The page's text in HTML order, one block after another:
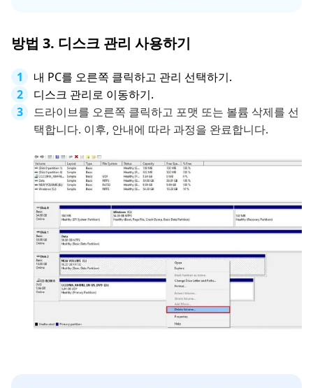
방법 3. 디스크 관리 사용하기
내 PC를 오른쪽 클릭하고 관리 선택하기.
디스크 관리로 이동하기.
드라이브를 오른쪽 클릭하고 포맷 또는 볼륨 삭제를 선
택합니다. 이후, 안내에 따라 과정을 완료합니다.